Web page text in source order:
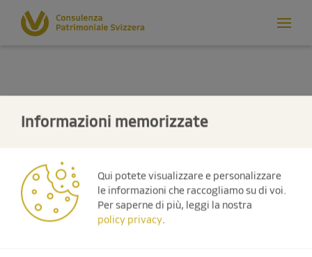
Informazioni memorizzate
Qui potete visualizzare e personalizzare
le informazioni che raccogliamo su di voi.
Per saperne di più, leggi la nostra
policy privacy.